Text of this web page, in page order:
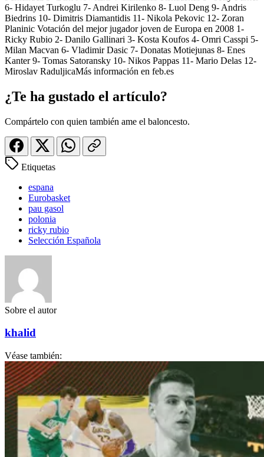
6- Hidayet Turkoglu 7- Andrei Kirilenko 8- Luol Deng 9- Andris
Biedrins 10- Dimitris Diamantidis 11- Nikola Pekovic 12- Zoran
Planinic Votación del mejor jugador joven de Europa en 2008 1-
Ricky Rubio 2- Danilo Gallinari 3- Kosta Koufos 4- Omri Casspi 5-
Milan Macvan 6- Vladimir Dasic 7- Donatas Motiejunas 8- Enes
Kanter 9- Tomas Satoransky 10- Nikos Pappas 11- Mario Delas 12-
Miroslav RaduljicaMás información en feb.es
¿Te ha gustado el artículo?
Compártelo con quien también ame el baloncesto.
Etiquetas
espana
Eurobasket
pau gasol
polonia
ricky rubio
Selección Española
Sobre el autor
khalid
Véase también: